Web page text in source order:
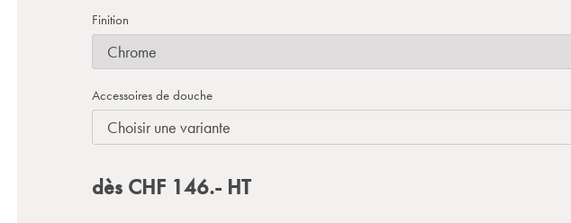
Finition
Accessoires de douche
dès CHF 146.- HT